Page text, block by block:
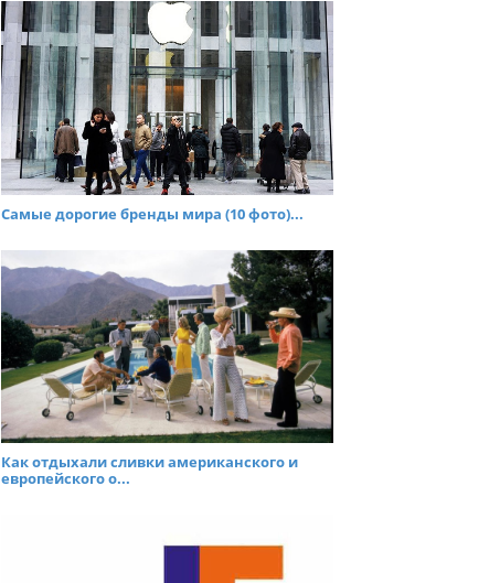
Самые дорогие бренды мира (10 фото)...
Как отдыхали сливки американского и
европейского о...